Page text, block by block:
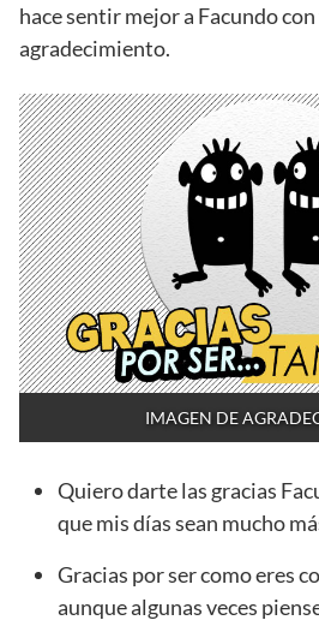
hace sentir mejor a Facundo
agradecimiento.
IMAGEN DE
Quiero darte las gracias
que mis días sean mucho
Gracias por ser como eres
aunque algunas veces